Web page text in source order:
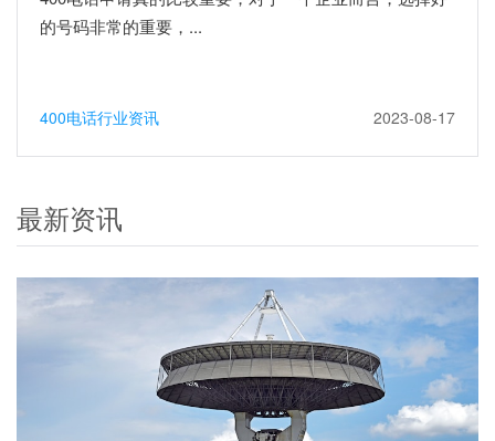
的号码非常的重要，...
400电话行业资讯 2023-08-17
最新资讯